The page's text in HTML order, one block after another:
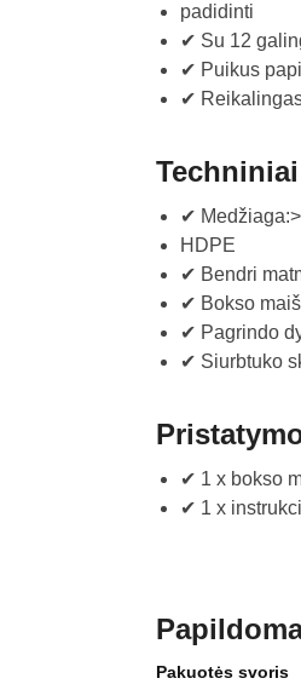
padidinti
✔ Su 12
✔ Puikus
✔
✔
HDPE
✔ Bendri
✔ Bokso
✔ Pagrindo
✔ Siurbtuko
✔ 1 x bokso
✔ 1 x
Pakuotės svoris